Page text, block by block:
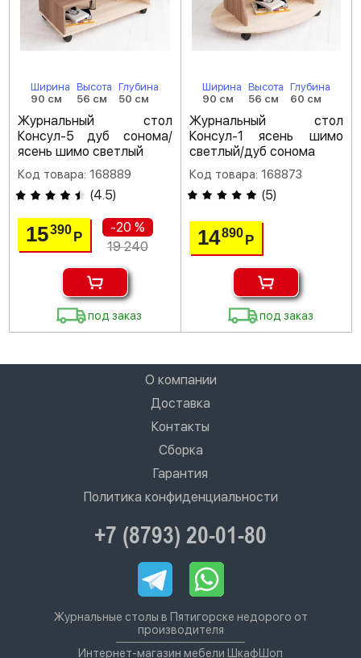
Ширина
90 см
Высота
56 см
Глубина
50 см
Журнальный стол
Консул-5 дуб сонома/
ясень шимо светлый
Код товара: 168889
(4.5)
15390Р
-20 %
19 240
под заказ
Ширина
90 см
Высота
56 см
Глубина
60 см
Журнальный стол
Консул-1 ясень шимо
светлый/дуб сонома
Код товара: 168873
(5)
14890 Р
под заказ
О компании
Доставка
Контакты
Сборка
Гарантия
Политика конфиденциальности
+7 (8793) 20-01-80
Журнальные столы в Пятигорске недорого от
производителя
Интернет-магазин мебели ШкафШоп